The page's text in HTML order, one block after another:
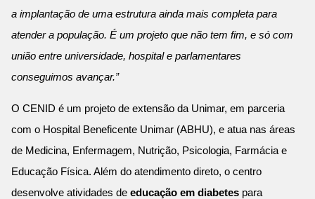
a implantação de uma estrutura ainda mais completa para
atender a população. É um projeto que não tem fim, e só com
união entre universidade, hospital e parlamentares
conseguimos avançar.”
O CENID é um projeto de extensão da Unimar, em parceria
com o Hospital Beneficente Unimar (ABHU), e atua nas áreas
de Medicina, Enfermagem, Nutrição, Psicologia, Farmácia e
Educação Física. Além do atendimento direto, o centro
desenvolve atividades de educação em diabetes para